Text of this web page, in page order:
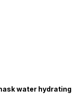
water hydrating